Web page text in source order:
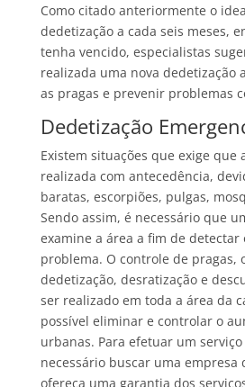
Como citado anteriormente o
dedetização a cada seis meses,
tenha vencido, especialistas
realizada uma nova dedetização
as pragas e prevenir problemas
Dedetização
Existem situações que exige que
realizada com antecedência,
baratas, escorpiões, pulgas,
Sendo assim, é necessário que
examine a área a fim de detectar
problema. O controle de pragas,
dedetização, desratização e
ser realizado em toda a área da
possível eliminar e controlar o
urbanas. Para efetuar um
necessário buscar uma empresa
ofereça uma garantia dos